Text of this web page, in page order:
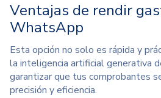
Ventajas de rendir
WhatsApp
Esta opción no solo es rápida y
la inteligencia artificial generativa
garantizar que tus comprobantes
precisión y eficiencia.